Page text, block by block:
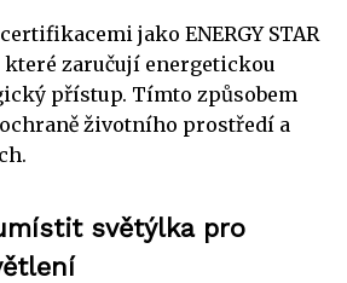
jako ENERGY STAR
které zaručují energetickou
přístup. Tímto způsobem
životního prostředí a
světýlka pro